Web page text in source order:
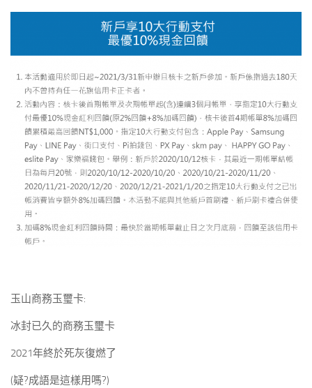
玉山商務玉璽卡:
冰封已久的商務玉璽卡
2021年終於死灰復燃了
(疑?成語是這樣用嗎?)